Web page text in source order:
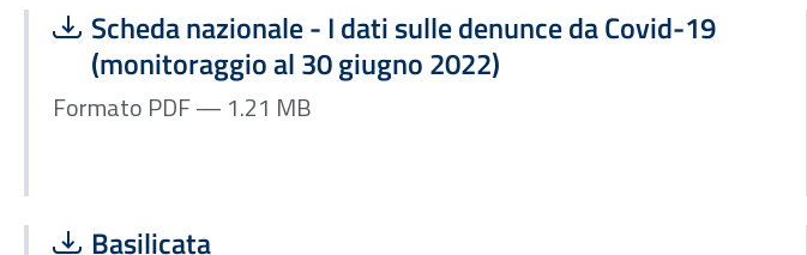
Scarica file:
Scheda nazionale - I dati sulle denunce da Covid-19
(monitoraggio al 30 giugno 2022)
Formato PDF — Dimensione 1.21 MB
Formato PDF — 1.21 MB
Scarica file:
Basilicata